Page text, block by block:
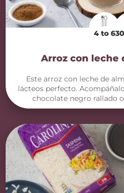
4 to 6
Arroz con leche
Este arroz con leche de
lácteos perfecto.
chocolate negro rallado